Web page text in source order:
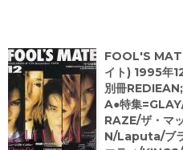
FOOL'S
イト) 1995年
別冊
A●特集
RAZE/ザ・マ
N/Laputa/ブ